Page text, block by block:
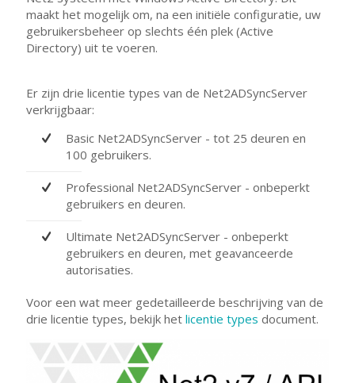
maakt het mogelijk om, na een initiële configuratie, uw
gebruikersbeheer op slechts één plek (Active
Directory) uit te voeren.
Er zijn drie licentie types van de Net2ADSyncServer
verkrijgbaar:
Basic Net2ADSyncServer - tot 25 deuren en
100 gebruikers.
Professional Net2ADSyncServer - onbeperkt
gebruikers en deuren.
Ultimate Net2ADSyncServer - onbeperkt
gebruikers en deuren, met geavanceerde
autorisaties.
Voor een wat meer gedetailleerde beschrijving van de
drie licentie types, bekijk het licentie types document.